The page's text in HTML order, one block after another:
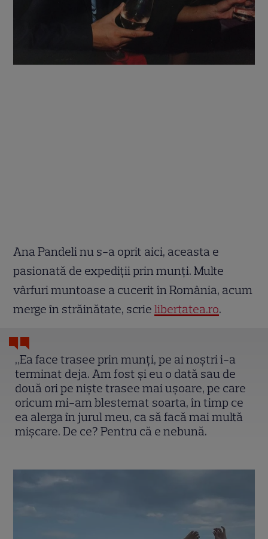
Ana Pandeli nu s-a oprit aici, aceasta e
pasionată de expediții prin munți. Multe
vârfuri muntoase a cucerit în România, acum
merge în străinătate, scrielibertatea.ro.
„Ea face trasee prin munți, pe ai noștri i-a
terminat deja. Am fost și eu o dată sau de
două ori pe niște trasee mai ușoare, pe care
oricum mi-am blestemat soarta, în timp ce
ea alerga în jurul meu, ca să facă mai multă
mișcare. De ce? Pentru că e nebună.